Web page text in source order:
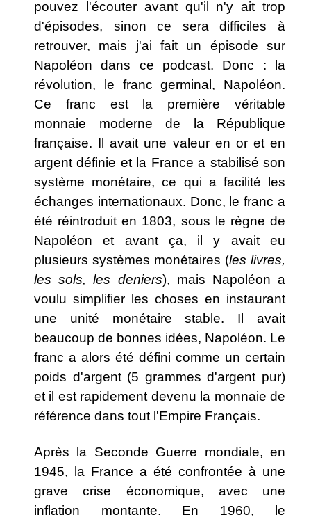
pouvez l'écouter avant qu'il n'y ait trop
d'épisodes, sinon ce sera difficiles à
retrouver, mais j'ai fait un épisode sur
Napoléon dans ce podcast. Donc : la
révolution, le franc germinal, Napoléon.
Ce franc est la première véritable
monnaie moderne de la République
française. Il avait une valeur en or et en
argent définie et la France a stabilisé son
système monétaire, ce qui a facilité les
échanges internationaux. Donc, le franc a
été réintroduit en 1803, sous le règne de
Napoléon et avant ça, il y avait eu
plusieurs systèmes monétaires (les livres,
les sols, les deniers), mais Napoléon a
voulu simplifier les choses en instaurant
une unité monétaire stable. Il avait
beaucoup de bonnes idées, Napoléon. Le
franc a alors été défini comme un certain
poids d'argent (5 grammes d'argent pur)
et il est rapidement devenu la monnaie de
référence dans tout l'Empire Français.
Après la Seconde Guerre mondiale, en
1945, la France a été confrontée à une
grave crise économique, avec une
inflation montante. En 1960, le